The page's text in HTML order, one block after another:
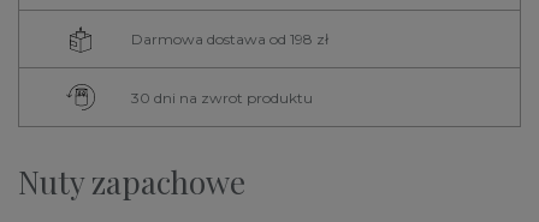
Darmowa dostawa od 198 zł
30 dni na zwrot produktu
Nuty zapachowe